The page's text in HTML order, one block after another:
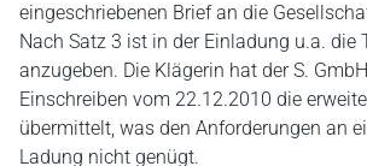
eingeschriebenen Brief an die
Nach Satz 3 ist in der Einladung u.a. die
anzugeben. Die Klägerin hat der S.
Einschreiben vom 22.12.2010 die
übermittelt, was den Anforderungen an
Ladung nicht genügt.